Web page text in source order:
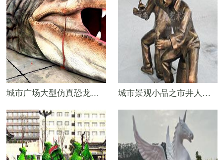
城市广场大型仿真恐龙道具——可进入的恐龙头 城市景观小品之市井人物雕像